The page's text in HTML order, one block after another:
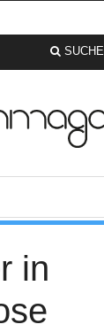
SUCHE
in